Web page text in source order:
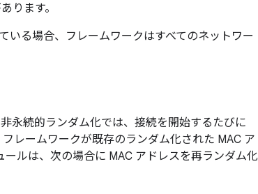
ります。
いる場合、フレームワークはすべてのネットワー
永続的ランダム化では、接続を開始するたびに
レームワークが既存のランダム化された MAC ア
ルは、次の場合に MAC アドレスを再ランダム化